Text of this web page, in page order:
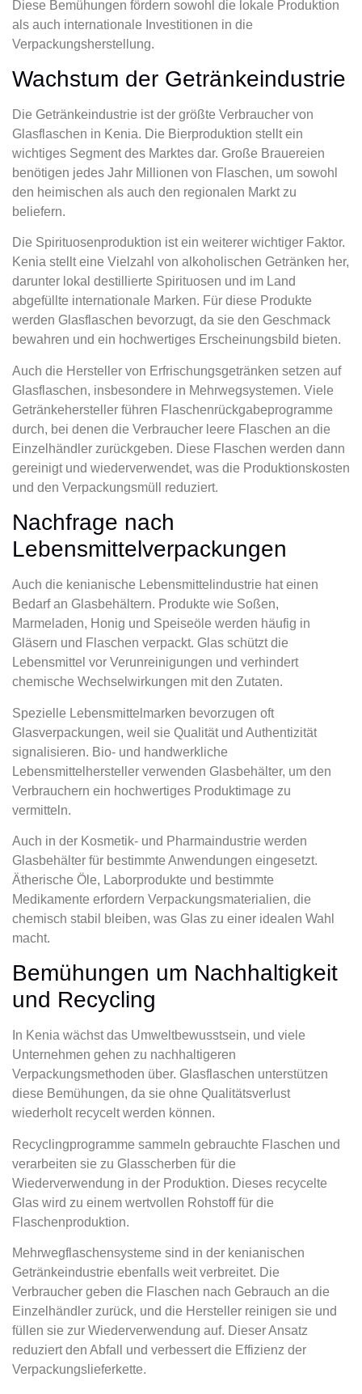
Diese Bemühungen fördern sowohl die lokale Produktion
als auch internationale Investitionen in die
Verpackungsherstellung.
Wachstum der Getränkeindustrie
Die Getränkeindustrie ist der größte Verbraucher von
Glasflaschen in Kenia. Die Bierproduktion stellt ein
wichtiges Segment des Marktes dar. Große Brauereien
benötigen jedes Jahr Millionen von Flaschen, um sowohl
den heimischen als auch den regionalen Markt zu
beliefern.
Die Spirituosenproduktion ist ein weiterer wichtiger Faktor.
Kenia stellt eine Vielzahl von alkoholischen Getränken her,
darunter lokal destillierte Spirituosen und im Land
abgefüllte internationale Marken. Für diese Produkte
werden Glasflaschen bevorzugt, da sie den Geschmack
bewahren und ein hochwertiges Erscheinungsbild bieten.
Auch die Hersteller von Erfrischungsgetränken setzen auf
Glasflaschen, insbesondere in Mehrwegsystemen. Viele
Getränkehersteller führen Flaschenrückgabeprogramme
durch, bei denen die Verbraucher leere Flaschen an die
Einzelhändler zurückgeben. Diese Flaschen werden dann
gereinigt und wiederverwendet, was die Produktionskosten
und den Verpackungsmüll reduziert.
Nachfrage nach
Lebensmittelverpackungen
Auch die kenianische Lebensmittelindustrie hat einen
Bedarf an Glasbehältern. Produkte wie Soßen,
Marmeladen, Honig und Speiseöle werden häufig in
Gläsern und Flaschen verpackt. Glas schützt die
Lebensmittel vor Verunreinigungen und verhindert
chemische Wechselwirkungen mit den Zutaten.
Spezielle Lebensmittelmarken bevorzugen oft
Glasverpackungen, weil sie Qualität und Authentizität
signalisieren. Bio- und handwerkliche
Lebensmittelhersteller verwenden Glasbehälter, um den
Verbrauchern ein hochwertiges Produktimage zu
vermitteln.
Auch in der Kosmetik- und Pharmaindustrie werden
Glasbehälter für bestimmte Anwendungen eingesetzt.
Ätherische Öle, Laborprodukte und bestimmte
Medikamente erfordern Verpackungsmaterialien, die
chemisch stabil bleiben, was Glas zu einer idealen Wahl
macht.
Bemühungen um Nachhaltigkeit
und Recycling
In Kenia wächst das Umweltbewusstsein, und viele
Unternehmen gehen zu nachhaltigeren
Verpackungsmethoden über. Glasflaschen unterstützen
diese Bemühungen, da sie ohne Qualitätsverlust
wiederholt recycelt werden können.
Recyclingprogramme sammeln gebrauchte Flaschen und
verarbeiten sie zu Glasscherben für die
Wiederverwendung in der Produktion. Dieses recycelte
Glas wird zu einem wertvollen Rohstoff für die
Flaschenproduktion.
Mehrwegflaschensysteme sind in der kenianischen
Getränkeindustrie ebenfalls weit verbreitet. Die
Verbraucher geben die Flaschen nach Gebrauch an die
Einzelhändler zurück, und die Hersteller reinigen sie und
füllen sie zur Wiederverwendung auf. Dieser Ansatz
reduziert den Abfall und verbessert die Effizienz der
Verpackungslieferkette.